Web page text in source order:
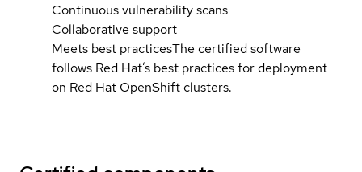
Continuous vulnerability scans
Collaborative support
Meets best practicesThe certified software
follows Red Hat’s best practices for deployment
on Red Hat OpenShift clusters.